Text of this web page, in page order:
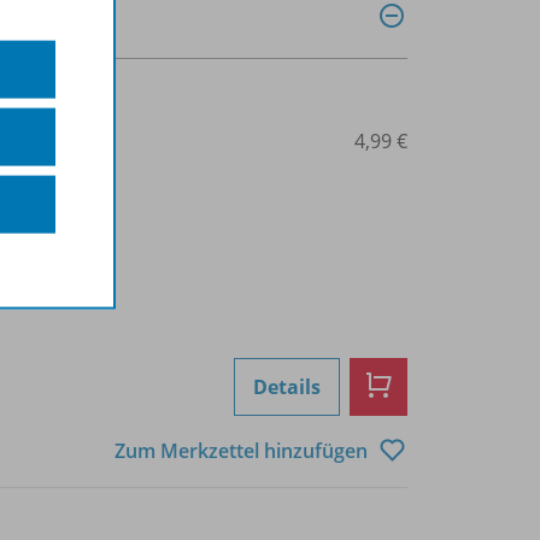
4,99 €
Details
Zum Merkzettel hinzufügen